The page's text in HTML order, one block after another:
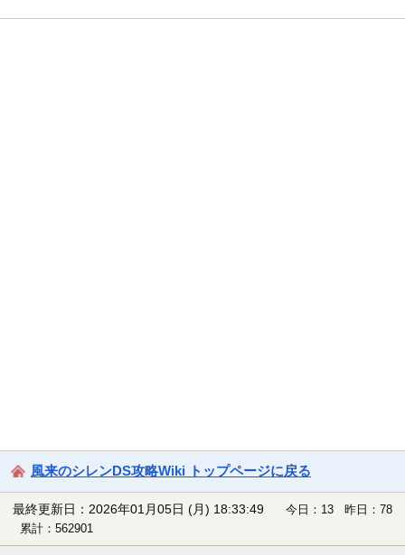
風来のシレンDS攻略Wiki トップページに戻る
最終更新日：2026年01月05日 (月) 18:33:49
今日：13 昨日：78
累計：562901